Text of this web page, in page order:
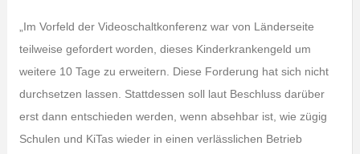
„Im Vorfeld der Videoschaltkonferenz war von Länderseite
teilweise gefordert worden, dieses Kinderkrankengeld um
weitere 10 Tage zu erweitern. Diese Forderung hat sich nicht
durchsetzen lassen. Stattdessen soll laut Beschluss darüber
erst dann entschieden werden, wenn absehbar ist, wie zügig
Schulen und KiTas wieder in einen verlässlichen Betrieb